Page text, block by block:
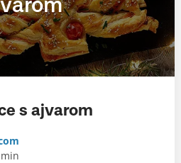
s ajvarom